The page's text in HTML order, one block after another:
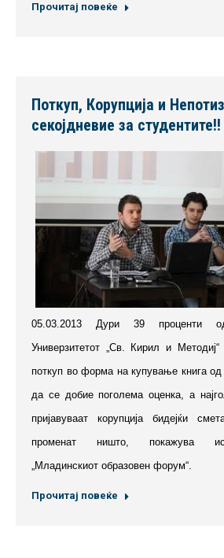
Прочитај повеќе
Поткуп, Корупција и
секојдневие за студентите!!
05.03.2013 Дури 39 проценти
Универзитетот „Св. Кирил и
поткуп во форма на купување книга
да се добие поголема оценка, а
пријавуваат корупција бидејќи
променат ништо, покажува
„Младинскиот образовен форум“.
Прочитај повеќе